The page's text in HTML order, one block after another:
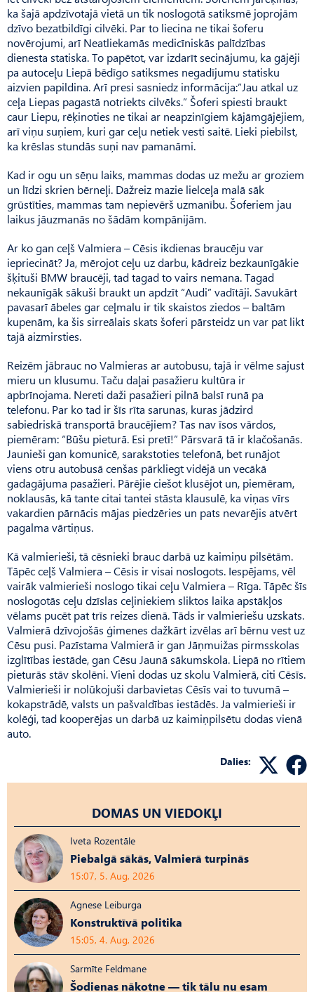
ka šajā apdzīvotajā vietā un tik noslogotā satiksmē joprojām
dzīvo bezatbildīgi cilvēki. Par to liecina ne tikai šoferu
novērojumi, arī Neatliekamās medicīniskās palīdzības
dienesta statiska. To papētot, var izdarīt secinājumu, ka gājēji
pa autoceļu Liepā bēdīgo satiksmes negadījumu statisku
aizvien papildina. Arī presi sasniedz informācija:”Jau atkal uz
ceļa Liepas pagastā notriekts cilvēks.” Šoferi spiesti braukt
caur Liepu, rēķinoties ne tikai ar neapzinīgiem kājāmgājējiem,
arī viņu suņiem, kuri gar ceļu netiek vesti saitē. Lieki piebilst,
ka krēslas stundās suņi nav pamanāmi.
Kad ir ogu un sēņu laiks, mammas dodas uz mežu ar groziem
un līdzi skrien bērneļi. Dažreiz mazie lielceļa malā sāk
grūstīties, mammas tam nepievērš uzmanību. Šoferiem jau
laikus jāuzmanās no šādām kompānijām.
Ar ko gan ceļš Valmiera – Cēsis ikdienas braucēju var
iepriecināt? Ja, mērojot ceļu uz darbu, kādreiz bezkaunīgākie
šķituši BMW braucēji, tad tagad to vairs nemana. Tagad
nekaunīgāk sākuši braukt un apdzīt “Audi” vadītāji. Savukārt
pavasarī ābeles gar ceļmalu ir tik skaistos ziedos – baltām
kupenām, ka šis sirreālais skats šoferi pārsteidz un var pat likt
tajā aizmirsties.
Reizēm jābrauc no Valmieras ar autobusu, tajā ir vēlme sajust
mieru un klusumu. Taču daļai pasažieru kultūra ir
apbrīnojama. Nereti daži pasažieri pilnā balsī runā pa
telefonu. Par ko tad ir šīs rīta sarunas, kuras jādzird
sabiedriskā transportā braucējiem? Tas nav īsos vārdos,
piemēram: “Būšu pieturā. Esi pretī!” Pārs­varā tā ir klačošanās.
Jaunieši gan komunicē, sarakstoties telefonā, bet runājot
viens otru autobusā cenšas pārkliegt vidējā un vecākā
gadagājuma pasažieri. Pārējie ciešot klusējot un, piemēram,
noklausās, kā tante citai tantei stāsta klausulē, ka viņas vīrs
vakardien pārnācis mājas piedzēries un pats nevarējis atvērt
pagalma vārtiņus.
Kā valmierieši, tā cēsnieki brauc darbā uz kaimiņu pilsētām.
Tāpēc ceļš Valmiera – Cēsis ir visai noslogots. Iespējams, vēl
vairāk valmierieši noslogo tikai ceļu Valmiera – Rīga. Tāpēc šīs
noslogotās ceļu dzīslas ceļiniekiem sliktos laika apstākļos
vēlams pucēt pat trīs reizes dienā. Tāds ir valmieriešu uzskats.
Valmierā dzīvojošās ģimenes dažkārt izvēlas arī bērnu vest uz
Cēsu pusi. Pazīstama Valmierā ir gan Jāņmuižas pirmsskolas
izglītības iestāde, gan Cēsu Jaunā sākumskola. Liepā no rītiem
pieturās stāv skolēni. Vieni dodas uz skolu Valmierā, citi Cēsīs.
Valmierieši ir nolūkojuši darbavietas Cēsīs vai to tuvumā –
kok­apstrādē, valsts un pašvaldības iestādēs. Ja valmierieši ir
kolēģi, tad kooperējas un darbā uz kaimiņpilsētu dodas vienā
auto.
Dalies:
DOMAS UN VIEDOKĻI
Iveta Rozentāle
Piebalgā sākās, Valmierā turpinās
15:07, 5. Aug, 2026
Agnese Leiburga
Konstruktīvā politika
15:05, 4. Aug, 2026
Sarmīte Feldmane
Šodienas nākotne — tik tālu nu esam